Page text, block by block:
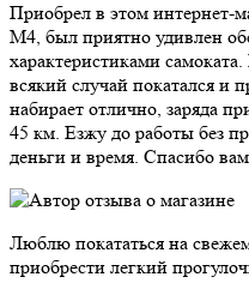
Приобрел в этом интернет-
M4, был приятно удивлен
характеристиками
всякий случай покатался и
набирает отлично, заряда
45 км. Езжу до работы без
деньги и время. Спасибо
Люблю покататься на
приобрести легкий